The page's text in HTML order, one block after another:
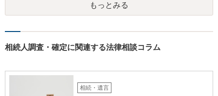
もっとみる
相続人調査・確定に関連する法律相談コラム
相続・遺言